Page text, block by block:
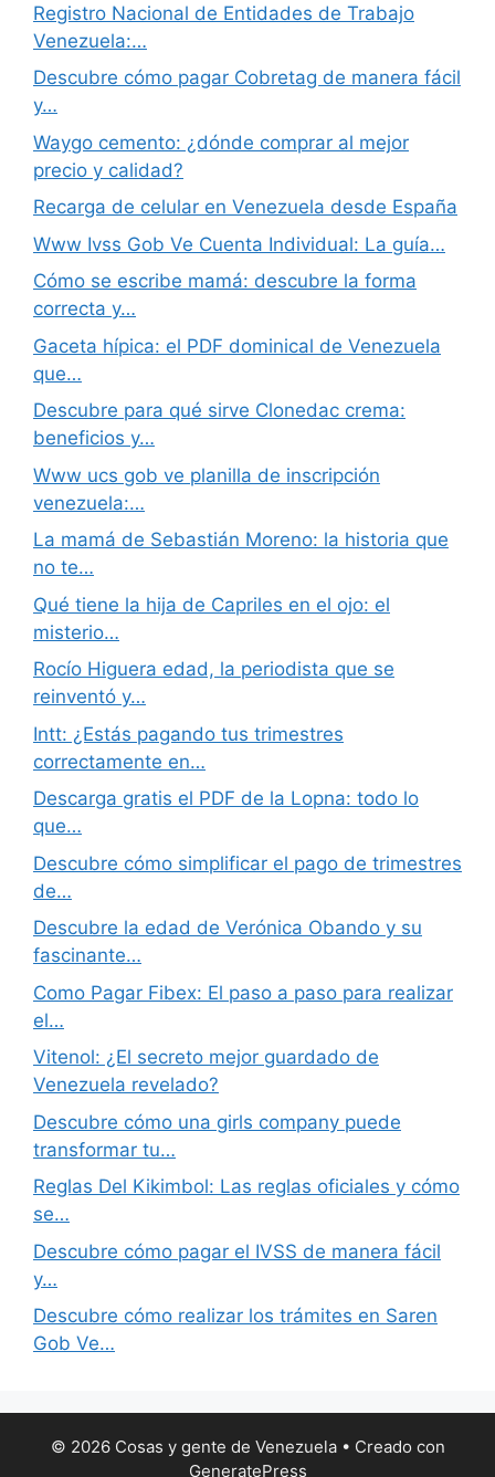
Registro Nacional de Entidades de Trabajo
Venezuela:…
Descubre cómo pagar Cobretag de manera fácil
y…
Waygo cemento: ¿dónde comprar al mejor
precio y calidad?
Recarga de celular en Venezuela desde España
Www Ivss Gob Ve Cuenta Individual: La guía…
Cómo se escribe mamá: descubre la forma
correcta y…
Gaceta hípica: el PDF dominical de Venezuela
que…
Descubre para qué sirve Clonedac crema:
beneficios y…
Www ucs gob ve planilla de inscripción
venezuela:…
La mamá de Sebastián Moreno: la historia que
no te…
Qué tiene la hija de Capriles en el ojo: el
misterio…
Rocío Higuera edad, la periodista que se
reinventó y…
Intt: ¿Estás pagando tus trimestres
correctamente en…
Descarga gratis el PDF de la Lopna: todo lo
que…
Descubre cómo simplificar el pago de trimestres
de…
Descubre la edad de Verónica Obando y su
fascinante…
Como Pagar Fibex: El paso a paso para realizar
el…
Vitenol: ¿El secreto mejor guardado de
Venezuela revelado?
Descubre cómo una girls company puede
transformar tu…
Reglas Del Kikimbol: Las reglas oficiales y cómo
se…
Descubre cómo pagar el IVSS de manera fácil
y…
Descubre cómo realizar los trámites en Saren
Gob Ve…
© 2026 Cosas y gente de Venezuela• Creado con
GeneratePress